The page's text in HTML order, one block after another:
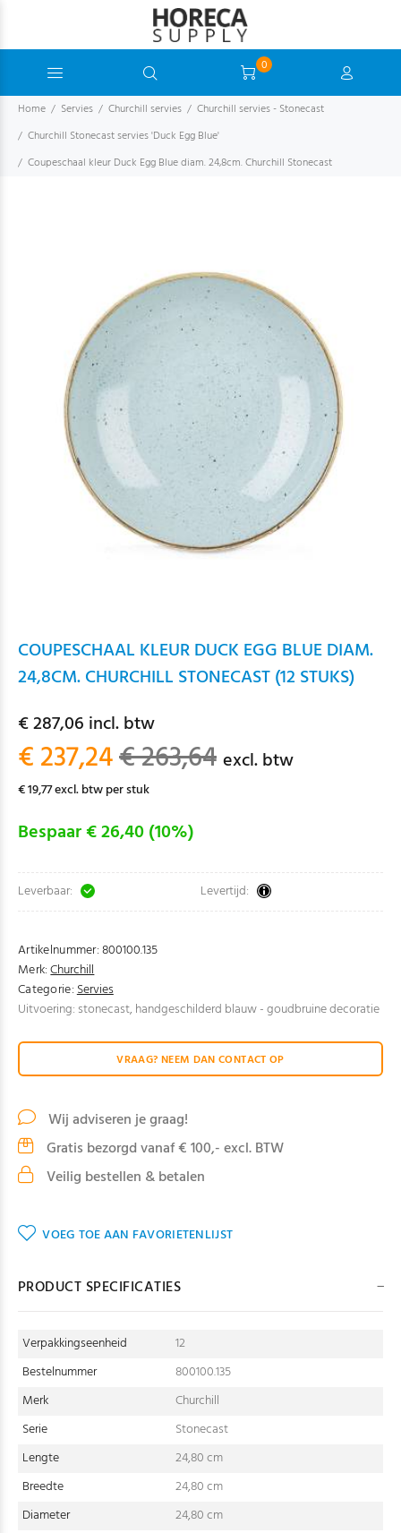
0
Home Servies Churchill servies
Churchill servies - Stonecast
Churchill Stonecast servies 'Duck Egg Blue'
Coupeschaal kleur Duck Egg Blue diam. 24,8cm. Churchill Stonecast
COUPESCHAAL KLEUR DUCK EGG BLUE DIAM.
24,8CM. CHURCHILL STONECAST (12 STUKS)
€ 287,06 incl. btw
€ 237,24€ 263,64 excl. btw
€ 19,77 excl. btw per stuk
Bespaar € 26,40 (10%)
Leverbaar: Levertijd:
Artikelnummer:800100.135
Merk:Churchill
Categorie:Servies
Uitvoering: stonecast, handgeschilderd blauw - goudbruine decoratie
VRAAG? NEEM DAN CONTACT OP
Wij adviseren je graag!
Gratis bezorgd vanaf € 100,- excl. BTW
Veilig bestellen & betalen
VOEG TOE AAN FAVORIETENLIJST
PRODUCT SPECIFICATIES
Verpakkingseenheid
12
Bestelnummer
800100.135
Merk
Churchill
Serie
Stonecast
Lengte
24,80 cm
Breedte
24,80 cm
Diameter
24,80 cm